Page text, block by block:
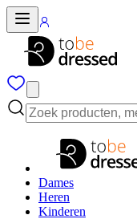
Dames
Heren
Kinderen